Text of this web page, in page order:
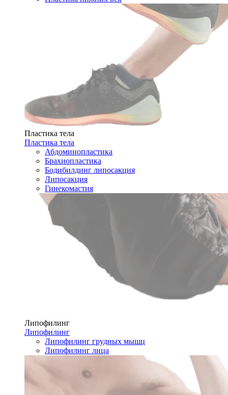
Пластика тела
Пластика тела
Абдоминопластика
Брахиопластика
Бодибилдинг липосакция
Липосакция
Гинекомастия
Липофилинг
Липофилинг
Липофилинг грудных мышц
Липофилинг лица